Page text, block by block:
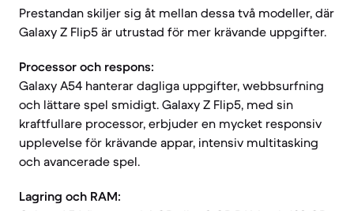
Prestandan skiljer sig åt mellan dessa två modeller, där
Galaxy Z Flip5 är utrustad för mer krävande uppgifter.
Processor och respons:
Galaxy A54 hanterar dagliga uppgifter, webbsurfning
och lättare spel smidigt. Galaxy Z Flip5, med sin
kraftfullare processor, erbjuder en mycket responsiv
upplevelse för krävande appar, intensiv multitasking
och avancerade spel.
Lagring och RAM: